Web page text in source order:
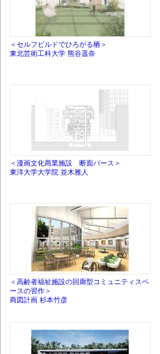
＜セルフビルドでひろがる栖＞
東北芸術工科大学 熊谷遥奈
＜漫画文化商業施設 断面パース＞
東洋大学大学院 並木雅人
＜高齢者福祉施設の回廊型コミュニティスペ
ースの習作＞
商図計画 杉本竹彦